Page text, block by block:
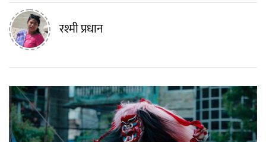
रश्मी प्रधान